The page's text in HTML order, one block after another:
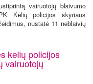
vairuotojų blaivumo
Kelių policijos skyriaus
nustatė 11 neblaivių
kelių policijos
vairuotojų